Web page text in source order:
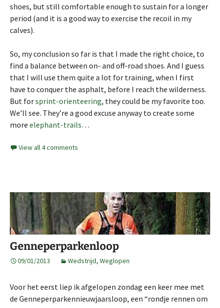
shoes, but still comfortable enough to sustain for a longer
period (and it is a good way to exercise the recoil in my
calves).
So, my conclusion so far is that I made the right choice, to
find a balance between on- and off-road shoes. And I guess
that I will use them quite a lot for training, when I first
have to conquer the asphalt, before I reach the wilderness.
But forsprint-orienteering, they could be my favorite too.
We’ll see. They’re a good excuse anyway to create some
more elephant-trails…
View all 4 comments
Genneperparkenloop
09/01/2013 Wedstrijd, Weglopen
Voor het eerst liep ik afgelopen zondag een keer mee met
de Genneperparkennieuwjaarsloop, een “rondje rennen om